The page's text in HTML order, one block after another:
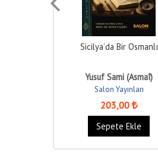
Sicilya’da Bir Osmanlı
Yusuf Sami (Asmaî)
Salon Yayınları
203,00
Sepete Ekle